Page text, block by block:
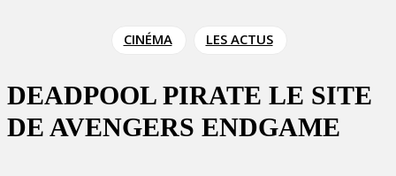
CINÉMA LES ACTUS
DEADPOOL PIRATE LE SITE
DE AVENGERS ENDGAME